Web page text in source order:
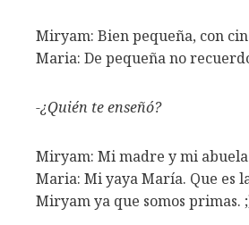
Miryam: Bien pequeña, con
Maria: De pequeña no
-¿Quién te enseñó?
Miryam: Mi madre y mi
Maria: Mi yaya María. Que es
Miryam ya que somos primas.